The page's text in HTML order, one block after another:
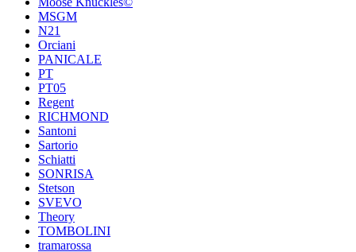
MSGM
N21
Orciani
PANICALE
PT
PT05
Regent
RICHMOND
Santoni
Sartorio
Schiatti
SONRISA
Stetson
SVEVO
Theory
TOMBOLINI
tramarossa